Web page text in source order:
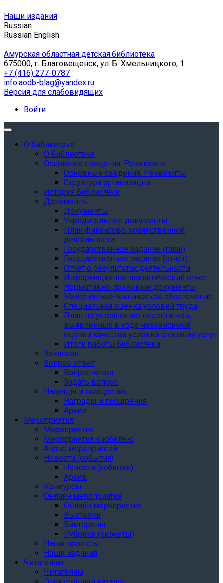
Наши издания
Russian
Russian English
Амурская областная детская библиотека
675000, г. Благовещенск, ул. Б. Хмельницкого, 1
+7 (416) 277-0787
info.aodb-blag@yandex.ru
Версия для слабовидящих
Войти
О библиотеке
О библиотеке
Основные сведения. Реквизиты
Основные сведения. Реквизиты
Структура организации
История библиотеки
Документы
Документы
Учредительные документы
План финансово-хозяйственной
деятельности
Государственное задание (план)
Государственное задание (отчет)
Отчет о результатах деятельности
Информационно-аналитический отчет
Нормативно-правовые документы
Материально-техническое обеспечение
Специальная оценка условий труда
План по устранению недостатков,
выявленных в ходе независимой
оценки качества условий оказания услуг
Итоги работы библиотеки
Вакансии
Вопрос-ответ
Вопрос-ответ
Задать вопрос
Награды и поощрения
Награды и поощрения
Архив
Мероприятия
Мероприятия
Мероприятия к юбилею
Анонс мероприятий
Новости (события)
Новости (события)
Архив
Конкурсы
Онлайн мероприятия
Онлайн мероприятия
Выставки
Викторины
Рубрики (сюжеты)
Наши проекты
Наши издания
Читателям
Читателям